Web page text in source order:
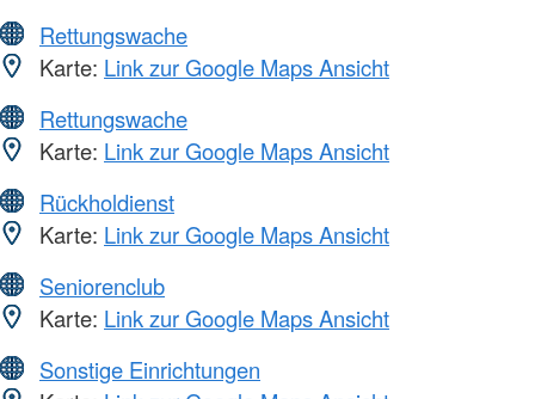
Rettungswache
Karte: Link zur Google Maps Ansicht
Rettungswache
Karte: Link zur Google Maps Ansicht
Rückholdienst
Karte: Link zur Google Maps Ansicht
Seniorenclub
Karte: Link zur Google Maps Ansicht
Sonstige Einrichtungen